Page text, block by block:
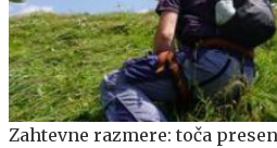
Zahtevne razmere: toča